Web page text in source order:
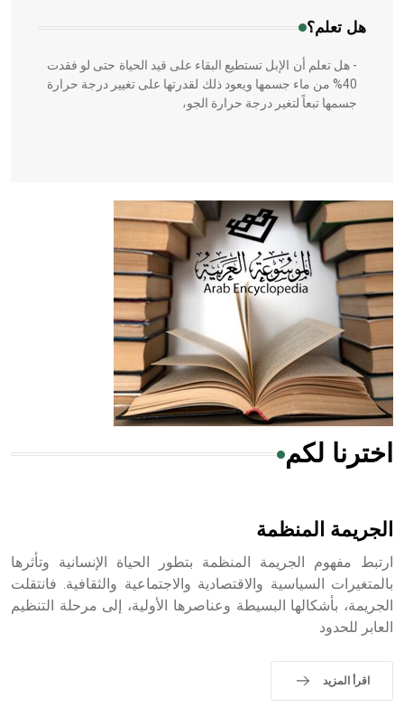
هل تعلم؟
- هل تعلم أن الإبل تستطيع البقاء على قيد الحياة حتى لو فقدت
40% من ماء جسمها ويعود ذلك لقدرتها على تغيير درجة حرارة
جسمها تبعاً لتغير درجة حرارة الجو،
- هل تعلم أن أبقراط كتب في الطب أربعة مؤلفات هي:
الحكم، الأدلة، تنظيم التغذية، ورسالته في جروح الرأس. ويعود
له الفضل بأنه حرر الطب من الدين والفلسفة.
- هل تعلم أن المرجان إفراز حيواني يتكون في البحر ويتركب
من مادة كربونات الكلسيوم، وهو أحمر أو شديد الحمرة وهو
أجود أنواعه، ويمتاز بكبر الحجم ويسمى الش
هل تعلم أن الأبسيد كلمة فرنسية اللفظ تم اعتمادها مصطلحاً
- هل تعلم أن أبجر Abgar اسم معروف جيداً يعود إلى عدد من
الملوك الذين حكموا مدينة إديسا (الرها) من أبجر الأول وحتى
اخترنا لكم
الجريمة المنظمة
ارتبط مفهوم الجريمة المنظمة بتطور الحياة الإنسانية وتأثرها
بالمتغيرات السياسية والاقتصادية والاجتماعية والثقافية. فانتقلت
الجريمة، بأشكالها البسيطة وعناصرها الأولية، إلى مرحلة التنظيم
العابر للحدود
اقرأ المزيد